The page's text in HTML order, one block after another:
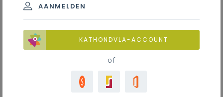
AANMELDEN
KATHONDVLA-ACCOUNT
of